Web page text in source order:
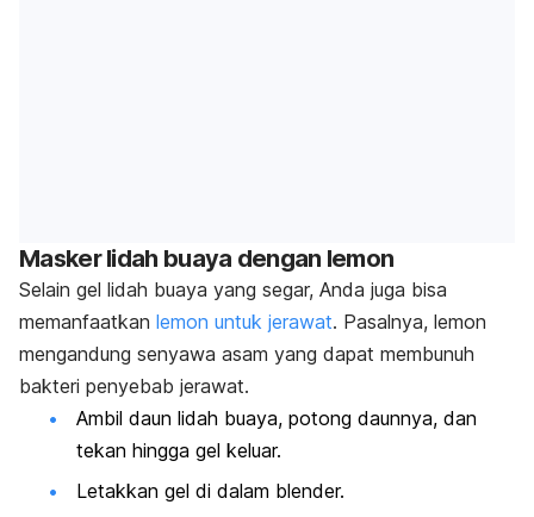
Masker lidah buaya dengan lemon
Selain gel lidah buaya yang segar, Anda juga bisa
memanfaatkan lemon untuk jerawat. Pasalnya, lemon
mengandung senyawa asam yang dapat membunuh
bakteri penyebab jerawat.
Ambil daun lidah buaya, potong daunnya, dan
tekan hingga gel keluar.
Letakkan gel di dalam blender.